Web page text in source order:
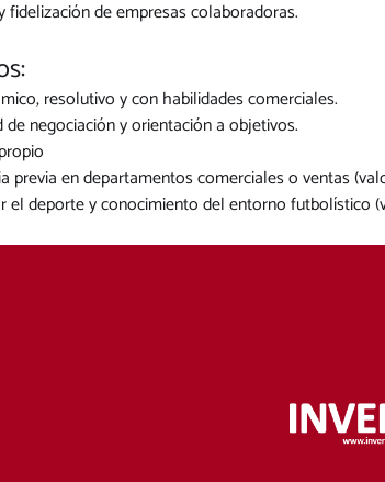
fidelización de empresas colaboradoras.
resolutivo y con habilidades comerciales.
de negociación y orientación a objetivos.
previa en departamentos comerciales o ventas
el deporte y conocimiento del entorno futbolístico